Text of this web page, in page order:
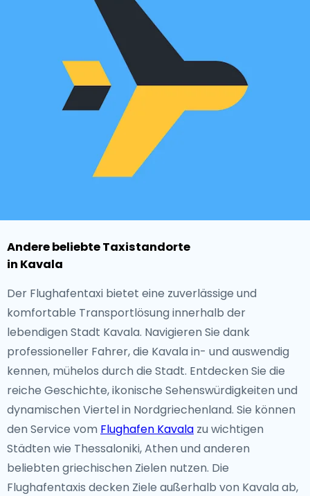
Andere beliebte Taxistandorte
in Kavala
Der Flughafentaxi bietet eine zuverlässige und
komfortable Transportlösung innerhalb der
lebendigen Stadt Kavala. Navigieren Sie dank
professioneller Fahrer, die Kavala in- und auswendig
kennen, mühelos durch die Stadt. Entdecken Sie die
reiche Geschichte, ikonische Sehenswürdigkeiten und
dynamischen Viertel in Nordgriechenland. Sie können
den Service vom Flughafen Kavala zu wichtigen
Städten wie Thessaloniki, Athen und anderen
beliebten griechischen Zielen nutzen. Die
Flughafentaxis decken Ziele außerhalb von Kavala ab,